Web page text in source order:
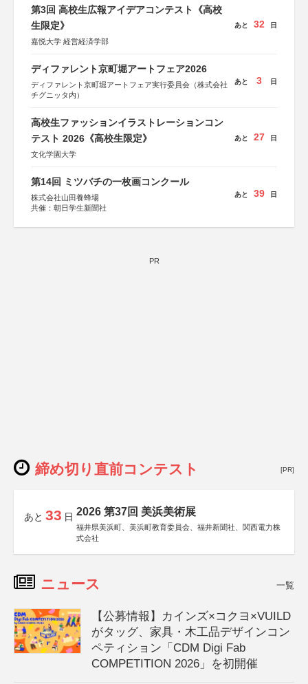
第3回 高校生広報アイデアコンテスト《高校
生限定》
嘉悦大学 経営経済学部
あと 32 日
ディファレント京町堀アートフェア2026
ディファレント京町堀アートフェア実行委員会（株式会社
チグニッタ内）
あと 3 日
高校生ファッションイラストレーションコン
テスト 2026《高校生限定》
文化学園大学
あと 27 日
第14回 ミツバチの一枚画コンクール
株式会社山田養蜂場
共催：朝日学生新聞社
あと 39 日
PR
締め切り直前コンテスト [PR]
あと 33 日 2026 第37回 美浜美術展
福井県美浜町、美浜町教育委員会、福井新聞社、関西電力株
式会社
ニュース 一覧
【公募情報】カインズ×コクヨ×VUILD
がタッグ、家具・木工品デザインコン
ペティション「CDM Digi Fab
COMPETITION 2026」を初開催